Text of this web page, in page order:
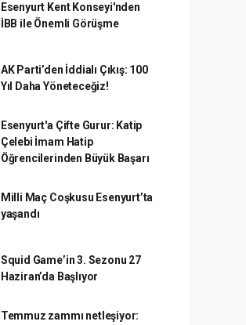
Esenyurt Kent Konseyi'nden
İBB ile Önemli Görüşme
AK Parti’den İddialı Çıkış: 100
Yıl Daha Yöneteceğiz!
Esenyurt'a Çifte Gurur: Katip
Çelebi İmam Hatip
Öğrencilerinden Büyük Başarı
Milli Maç Coşkusu Esenyurt’ta
yaşandı
Squid Game’in 3. Sezonu 27
Haziran’da Başlıyor
Temmuz zammı netleşiyor: